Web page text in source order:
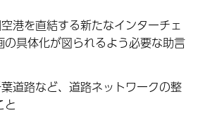
港を直結する新たなインターチェ
の具体化が図られるよう必要な助言
葉道路など、道路ネットワークの整
と